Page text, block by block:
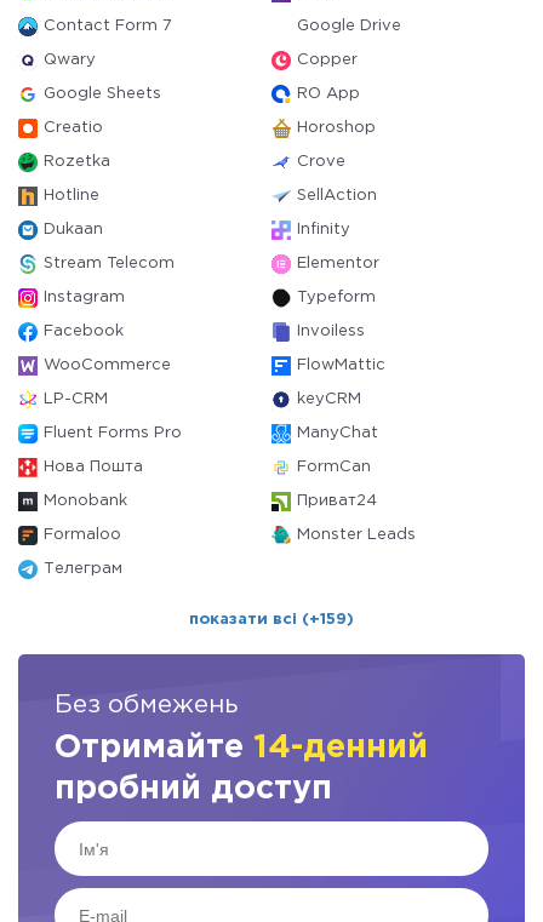
Contact Form 7 Google Drive
Qwary Copper
Google Sheets RO App
Creatio Horoshop
Rozetka Crove
Hotline SellAction
Dukaan Infinity
Stream Telecom Elementor
Instagram Typeform
Facebook Invoiless
WooCommerce FlowMattic
LP-CRM keyCRM
Fluent Forms Pro ManyChat
Нова Пошта FormCan
Monobank Приват24
Formaloo Monster Leads
Телеграм
показати всі (+159)
Без обмежень
Отримайте 14-денний
пробний доступ